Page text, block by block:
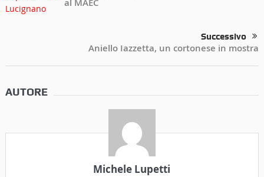
al MAEC
Successivo
Aniello Iazzetta, un cortonese in mostra
AUTORE
Michele Lupetti